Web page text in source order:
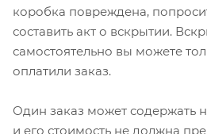
коробка повреждена,
составить акт о вскрытии.
самостоятельно вы можете
оплатили заказ.
Один заказ может содержать
и его стоимость не должна